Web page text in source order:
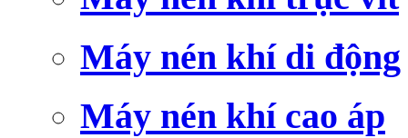
Máy nén khí di động
Máy nén khí cao áp